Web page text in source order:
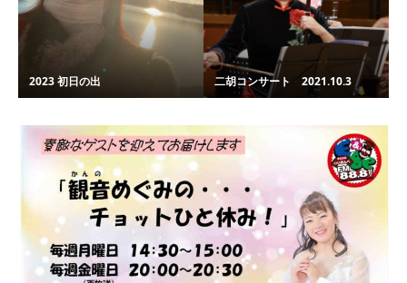
2023 初日の出 二胡コンサート 2021.10.3